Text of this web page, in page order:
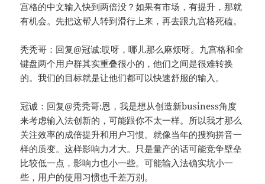
宫格的中文输入快到两倍没？如果有市场，有提升，那就
有机会。先把这帮人转到滑行上来，再去跟九宫格死磕。
秃秃哥：回复@冠诚:哎呀，哪儿那么麻烦呀。九宫格和全
键盘两个用户群其实重叠很小的，他们之间是很难转换
的。我们的目标就是让他们都可以快速舒服的输入。
冠诚：回复@秃秃哥:恩，我是想从创造新business角度
来考虑输入法创新的，可能跟你不太一样。所以我才那么
关注效率的成倍提升和用户习惯。就像当年的搜狗拼音一
样的质变。这样影响力才大。只是量产的话可能竞争壁垒
比较低一点，影响力也小一些。可能输入法确实坑小一
些，用户的使用习惯也千差万别。